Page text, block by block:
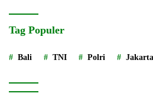
Tag Populer
Bali TNI Polri Jakarta